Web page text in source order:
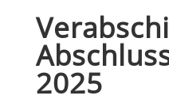
2025